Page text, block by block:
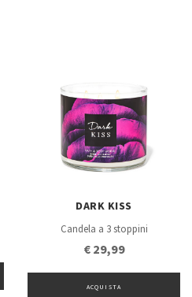
DARK KISS
Candela a 3 stoppini
€ 29,99
ACQUISTA